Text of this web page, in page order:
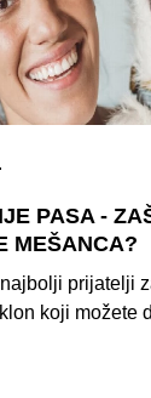
PASA -
MEŠANCA?
prijatelji
koji možete